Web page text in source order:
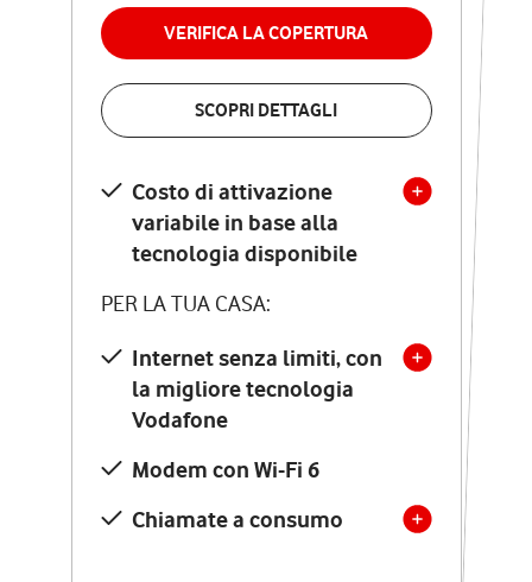
VERIFICA LA COPERTURA
SCOPRI DETTAGLI
Costo di attivazione
variabile in base alla
tecnologia disponibile
PER LA TUA CASA:
Internet senza limiti, con
la migliore tecnologia
Vodafone
Modem con Wi-Fi 6
Chiamate a consumo
permanenza
VERIFICA LA COPERTURA
Costo di attivazione
variabile in base alla
tecnologia disponibile
PER LA TUA CASA:
Internet senza limiti, con
la migliore tecnologia
Vodafone
Modem Seven con Wi-Fi 7
Chiamate illimitate verso
numeri fissi e mobili
nazionali